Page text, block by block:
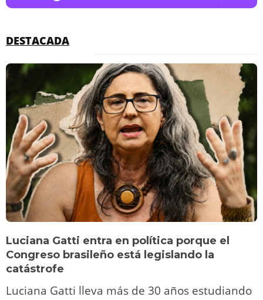
DESTACADA
Luciana Gatti entra en política porque el
Congreso brasileño está legislando la
catástrofe
Luciana Gatti lleva más de 30 años estudiando